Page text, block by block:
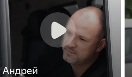
Андрей